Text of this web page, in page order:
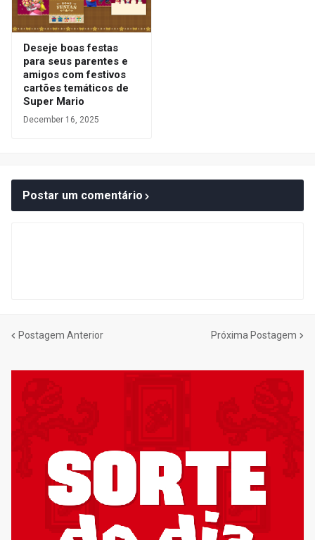
Deseje boas festas
para seus parentes e
amigos com festivos
cartões temáticos de
Super Mario
December 16, 2025
Postar um comentário
Postagem Anterior Próxima Postagem